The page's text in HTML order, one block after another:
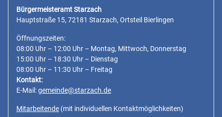
Bürgermeisteramt Starzach
Hauptstraße 15, 72181 Starzach, Ortsteil Bierlingen
Öffnungszeiten:
08:00 Uhr – 12:00 Uhr – Montag, Mittwoch, Donnerstag
15:00 Uhr – 18:30 Uhr – Dienstag
08:00 Uhr – 11:30 Uhr – Freitag
Kontakt:
E-Mail:gemeinde@starzach.de
Mitarbeitende (mit individuellen Kontaktmöglichkeiten)